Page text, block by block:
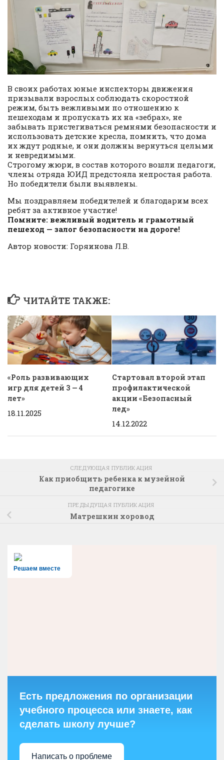
В своих работах юные инспекторы движения
призывали взрослых соблюдать скоростной
режим, быть вежливыми по отношению к
пешеходам и пропускать их на «зебрах», не
забывать пристегиваться ремнями безопасности и
использовать детские кресла, помнить, что дома
их ждут родные, и они должны вернуться целыми
и невредимыми.
Строгому жюри, в состав которого вошли педагоги,
члены отряда ЮИД предстояла непростая работа.
Но победители были выявлены.
Мы поздравляем победителей и благодарим всех
ребят за активное участие!
Помните: вежливый водитель и грамотный
пешеход — залог безопасности на дороге!
Автор новости: Горяинова Л.В.
ЧИТАЙТЕ ТАКЖЕ:
«Роль развивающих
игр для детей 3 — 4
лет»
18.11.2025
Стартовал второй этап
профилактической
акции «Безопасный
лед»
14.12.2022
СЛЕДУЮЩАЯ ПУБЛИКАЦИЯ
Как приобщить ребенка к музейной
педагогике
ПРЕДЫДУЩАЯ ПУБЛИКАЦИЯ
Матрешкин хоровод
Решаем вместе
Есть предложения по организации
учебного процесса или знаете, как
сделать школу лучше?
Написать о проблеме